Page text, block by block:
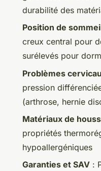
durabilité des
Position de
creux central pour
surélevés pour
Problèmes
pression
(arthrose, hernie
Matériaux de
propriétés
hypoallergéniques
Garanties et SAV :